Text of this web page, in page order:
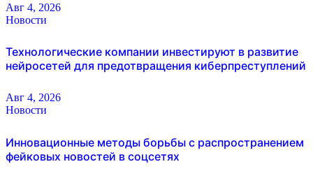
Авг 4, 2026
Новости
Технологические компании инвестируют в развитие
нейросетей для предотвращения киберпреступлений
Авг 4, 2026
Новости
Инновационные методы борьбы с распространением
фейковых новостей в соцсетях